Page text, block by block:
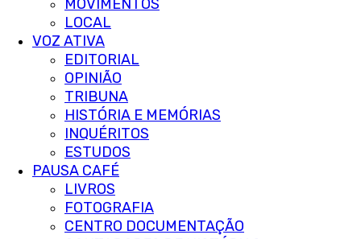
MOVIMENTOS
LOCAL
VOZ ATIVA
EDITORIAL
OPINIÃO
TRIBUNA
HISTÓRIA E MEMÓRIAS
INQUÉRITOS
ESTUDOS
PAUSA CAFÉ
LIVROS
FOTOGRAFIA
CENTRO DOCUMENTAÇÃO